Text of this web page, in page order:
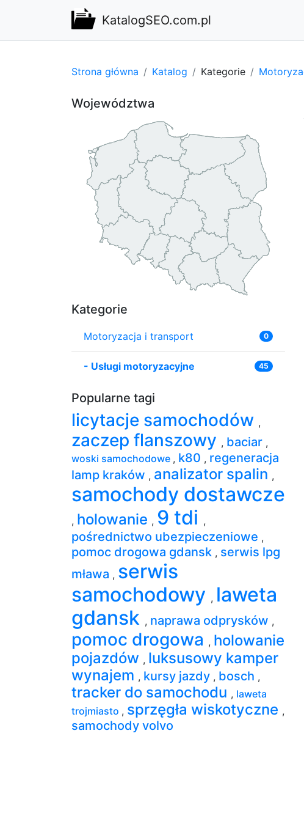
KatalogSEO.com.pl
Strona główna Katalog Kategorie
Województwa
Kategorie
Motoryzacja i transport 0
- Usługi motoryzacyjne 45
Popularne tagi
licytacje samochodów ,
zaczep flanszowy , baciar ,
woski samochodowe , k80 , regeneracja
lamp kraków , analizator spalin ,
samochody dostawcze
, holowanie , 9 tdi ,
pośrednictwo ubezpieczeniowe ,
pomoc drogowa gdansk , serwis lpg
mława , serwis
samochodowy , laweta
gdansk , naprawa odprysków ,
pomoc drogowa , holowanie
pojazdów , luksusowy kamper
wynajem , kursy jazdy , bosch ,
tracker do samochodu , laweta
trojmiasto , sprzęgła wiskotyczne ,
samochody volvo